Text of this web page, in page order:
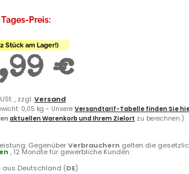
Preis:
Stück am Lager!)
€
, zzgl.Versand
0,05 kg - UnsereVersandtarif-Tabelle finden Sie
aktuellen Warenkorb und Ihrem Zielort zu berechnen.)
GegenüberVerbrauchern gelten die
, 12 Monate für gewerbliche Kunden.
aus Deutschland (DE)